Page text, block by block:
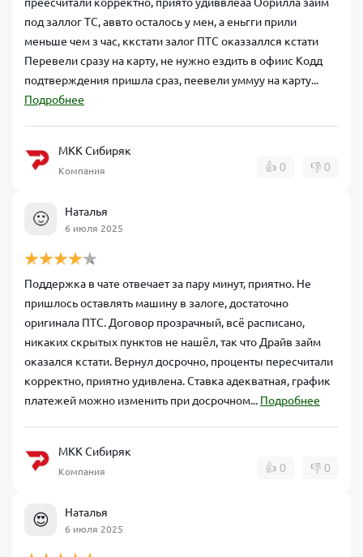
под заллог ТС, аввто осталось у мен, а еньгги прили
меньше чем з час, ккстати залог ПТС оказзаллся кстати
Перевели сразу на карту, не нужно ездить в офиис Кодд
подтверждения пришла сраз, пеевели уммуу на карту...
Подробнее
МКК Сибиряк
Компания 👍 0 👎 0
🙂 Наталья
6 июля 2025
Поддержка в чате отвечает за пару минут, приятно. Не
пришлось оставлять машину в залоге, достаточно
оригинала ПТС. Договор прозрачный, всё расписано,
никаких скрытых пунктов не нашёл, так что Драйв займ
оказался кстати. Вернул досрочно, проценты пересчитали
корректно, приятно удивлена. Ставка адекватная, график
платежей можно изменить при досрочном... Подробнее
МКК Сибиряк
Компания 👍 0 👎 0
😍 Наталья
6 июля 2025